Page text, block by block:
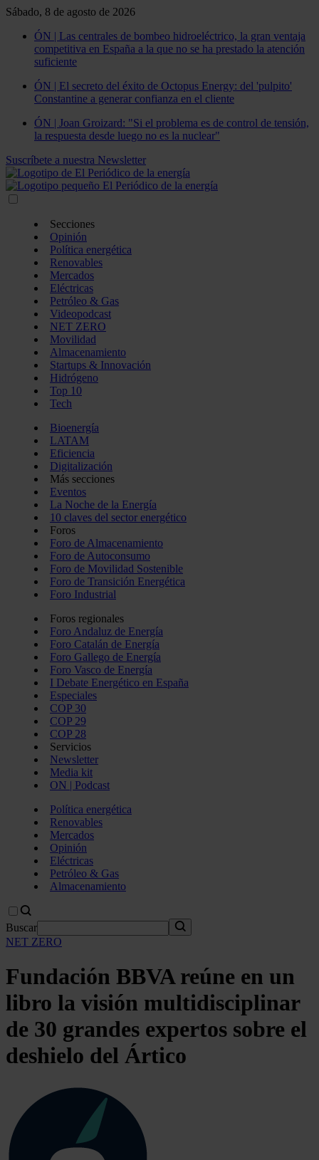
Sábado, 8 de agosto de 2026
ÓN | Las centrales de bombeo hidroeléctrico, la gran ventaja
competitiva en España a la que no se ha prestado la atención
suficiente
ÓN | El secreto del éxito de Octopus Energy: del 'pulpito'
Constantine a generar confianza en el cliente
ÓN | Joan Groizard: "Si el problema es de control de tensión,
la respuesta desde luego no es la nuclear"
Suscríbete a nuestra Newsletter
Secciones
Opinión
Política energética
Renovables
Mercados
Eléctricas
Petróleo & Gas
Videopodcast
NET ZERO
Movilidad
Almacenamiento
Startups & Innovación
Hidrógeno
Top 10
Tech
Bioenergía
LATAM
Eficiencia
Digitalización
Más secciones
Eventos
La Noche de la Energía
10 claves del sector energético
Foros
Foro de Almacenamiento
Foro de Autoconsumo
Foro de Movilidad Sostenible
Foro de Transición Energética
Foro Industrial
Foros regionales
Foro Andaluz de Energía
Foro Catalán de Energía
Foro Gallego de Energía
Foro Vasco de Energía
I Debate Energético en España
Especiales
COP 30
COP 29
COP 28
Servicios
Newsletter
Media kit
ON | Podcast
Política energética
Renovables
Mercados
Opinión
Eléctricas
Petróleo & Gas
Almacenamiento
Buscar
NET ZERO
Fundación BBVA reúne en un
libro la visión multidisciplinar
de 30 grandes expertos sobre el
deshielo del Ártico